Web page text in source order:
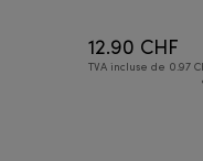
12.90 CHF
TVA incluse de 0.97